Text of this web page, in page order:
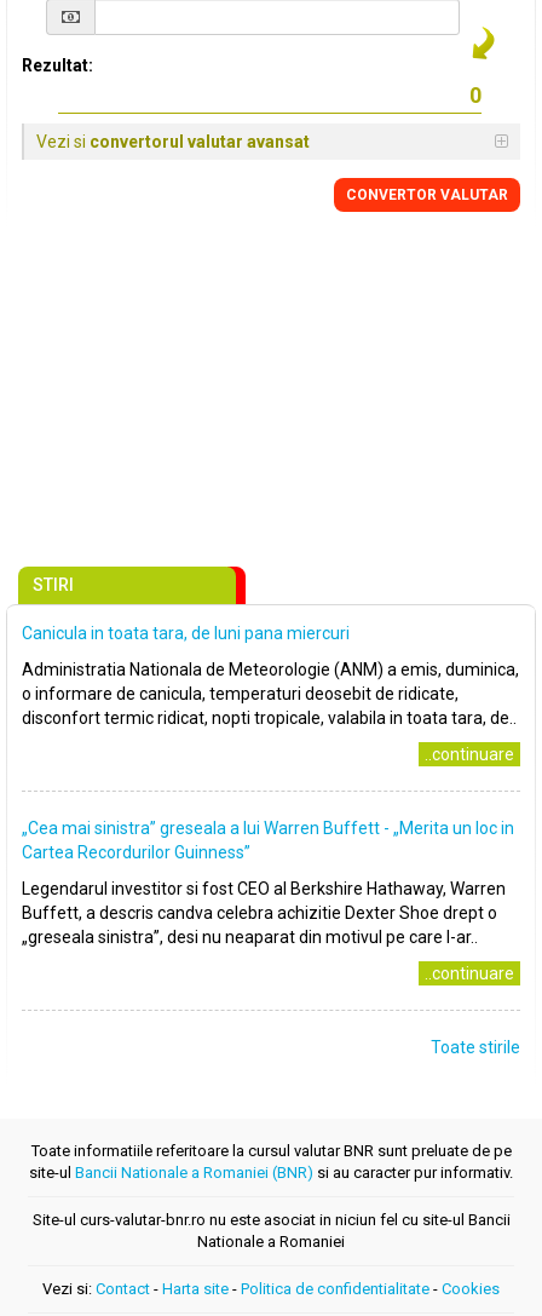
Rezultat:
Vezi si convertorul valutar avansat
CONVERTOR VALUTAR
STIRI
Canicula in toata tara, de luni pana miercuri
Administratia Nationala de Meteorologie (ANM) a emis, duminica,
o informare de canicula, temperaturi deosebit de ridicate,
disconfort termic ridicat, nopti tropicale, valabila in toata tara, de..
..continuare
„Cea mai sinistra” greseala a lui Warren Buffett - „Merita un loc in
Cartea Recordurilor Guinness”
Legendarul investitor si fost CEO al Berkshire Hathaway, Warren
Buffett, a descris candva celebra achizitie Dexter Shoe drept o
„greseala sinistra”, desi nu neaparat din motivul pe care l-ar..
..continuare
Toate stirile
Toate informatiile referitoare la cursul valutar BNR sunt preluate de pe
site-ul Bancii Nationale a Romaniei (BNR) si au caracter pur informativ.
Site-ul curs-valutar-bnr.ro nu este asociat in niciun fel cu site-ul Bancii
Nationale a Romaniei
Vezi si: Contact - Harta site - Politica de confidentialitate - Cookies